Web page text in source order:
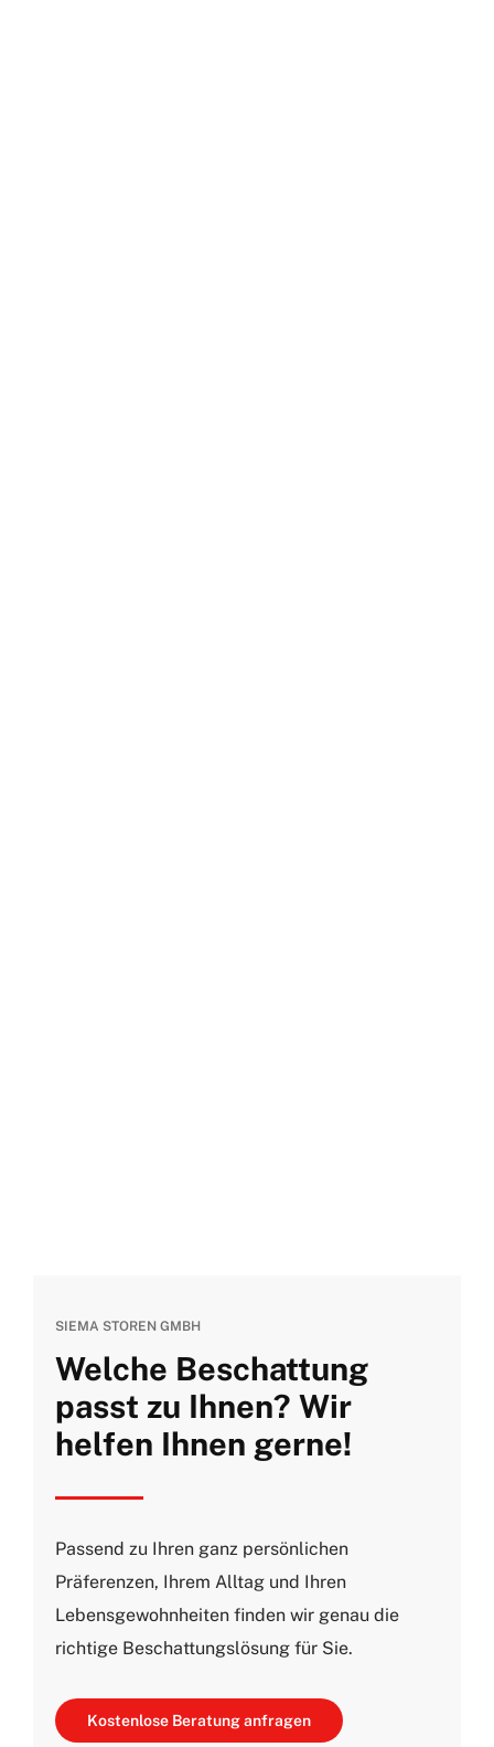
SIEMA STOREN GMBH
Welche Beschattung
passt zu Ihnen? Wir
helfen Ihnen gerne!
Passend zu Ihren ganz persönlichen
Präferenzen, Ihrem Alltag und Ihren
Lebensgewohnheiten finden wir genau die
richtige Beschattungslösung für Sie.
Kostenlose Beratung anfragen